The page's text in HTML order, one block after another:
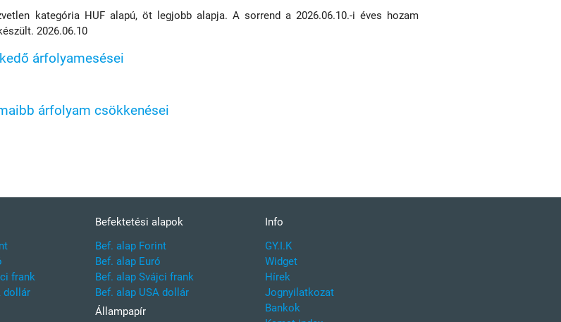
kategória HUF alapú, öt legjobb alapja. A sorrend a 2026.06.10.-i éves hozam
2026.06.10
árfolyamesései
árfolyam csökkenései
frank
dollár
Befektetési alapok
Bef. alap Forint
Bef. alap Euró
Bef. alap Svájci frank
Bef. alap USA dollár
Állampapír
Info
GY.I.K
Widget
Hírek
Jognyilatkozat
Bankok